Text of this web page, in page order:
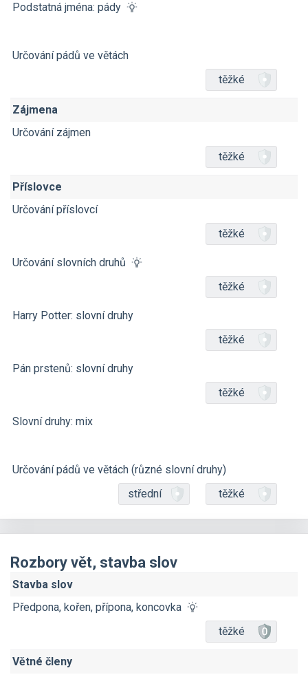
Podstatná jména: pády
Určování pádů ve větách
těžké
Zájmena
Určování zájmen
těžké
Příslovce
Určování příslovcí
těžké
Určování slovních druhů
těžké
Harry Potter: slovní druhy
těžké
Pán prstenů: slovní druhy
těžké
Slovní druhy: mix
Určování pádů ve větách (různé slovní druhy)
střední
těžké
Rozbory vět, stavba slov
Stavba slov
Předpona, kořen, přípona, koncovka
těžké
Větné členy